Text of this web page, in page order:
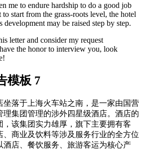
me to endure hardship to do a good job
start from the grass-roots level, the hotel
may be raised step by step.
letter and consider my request
the honor to interview you, look
模板 7
坐落于上海火车站之南，是一家由国营
理集团管理的涉外四星级酒店。酒店的
，该集团实力雄厚，旗下主要拥有客
、商业及饮料等涉及服务行业的全方位
酒店、餐饮服务、旅游客运为核心产